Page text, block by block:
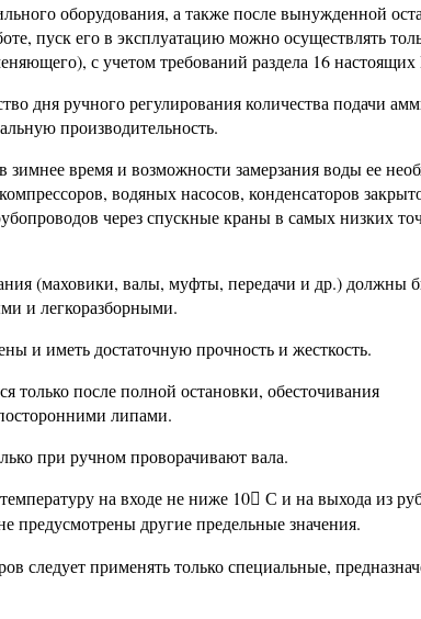
оборудования, а также после вынужденной
пуск его в эксплуатацию можно осуществлять
с учетом требований раздела 16
дня ручного регулирования количества подачи
производительность.
время и возможности замерзания воды ее
водяных насосов, конденсаторов
через спускные краны в самых низких
(маховики, валы, муфты, передачи и др.) должны
и легкоразборными.
и иметь достаточную прочность и жесткость.
после полной остановки, обесточивания
липами.
при ручном проворачивают вала.
на входе не ниже 10 С и на выхода из
предусмотрены другие предельные значения.
следует применять только специальные,